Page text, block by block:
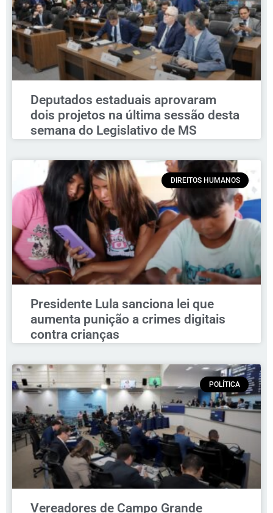
Deputados estaduais aprovaram
dois projetos na última sessão desta
semana do Legislativo de MS
DIREITOS HUMANOS
Presidente Lula sanciona lei que
aumenta punição a crimes digitais
contra crianças
POLÍTICA
Vereadores de Campo Grande